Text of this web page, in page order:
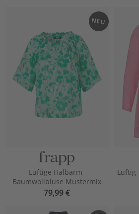
NEU
Luftige Halbarm-
Baumwollbluse Mustermix
79,99 €